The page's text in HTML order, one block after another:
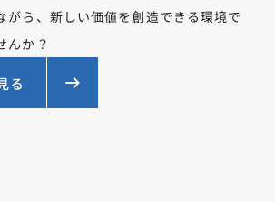
がら、新しい価値を創造できる環境で
んか？
る